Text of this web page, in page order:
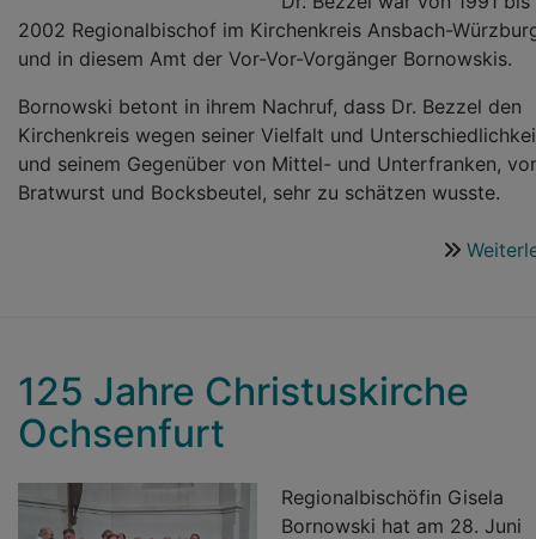
2002 Regionalbischof im Kirchenkreis Ansbach-
und in diesem Amt der Vor-Vor-Vorgänger Bornowskis.
Bornowski betont in ihrem Nachruf, dass Dr. Bezzel den
Kirchenkreis wegen seiner Vielfalt und
und seinem Gegenüber von Mittel- und Unterfranken,
Bratwurst und Bocksbeutel, sehr zu schätzen wusste.
125 Jahre Christuskirche
Ochsenfurt
Regionalbischöfin Gisela
Bornowski hat am 28. Juni